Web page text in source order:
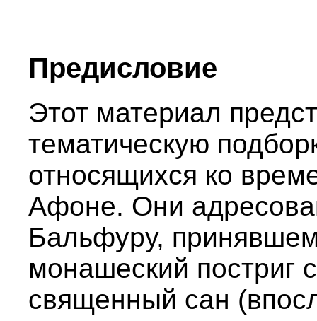
Предисловие
Этот материал
тематическую
относящихся ко
Афоне. Они
Бальфуру,
монашеский постриг
священный сан